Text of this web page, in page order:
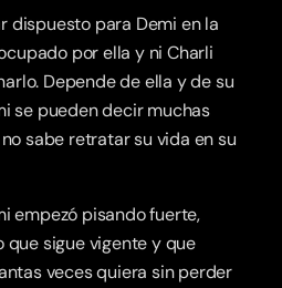
dispuesto para Demi en la
por ella y ni Charli
Depende de ella y de su
se pueden decir muchas
sabe retratar su vida en su
empezó pisando fuerte,
sigue vigente y que
veces quiera sin perder